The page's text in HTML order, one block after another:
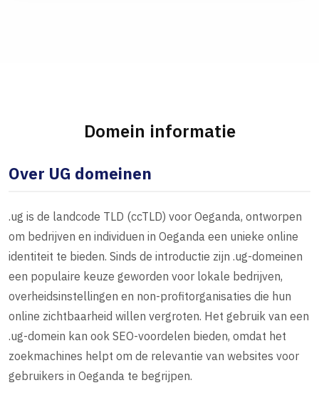
Domein informatie
Over UG domeinen
.ug is de landcode TLD (ccTLD) voor Oeganda, ontworpen
om bedrijven en individuen in Oeganda een unieke online
identiteit te bieden. Sinds de introductie zijn .ug-domeinen
een populaire keuze geworden voor lokale bedrijven,
overheidsinstellingen en non-profitorganisaties die hun
online zichtbaarheid willen vergroten. Het gebruik van een
.ug-domein kan ook SEO-voordelen bieden, omdat het
zoekmachines helpt om de relevantie van websites voor
gebruikers in Oeganda te begrijpen.